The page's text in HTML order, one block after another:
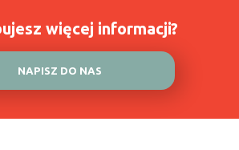
więcej informacji?
NAPISZ DO NAS